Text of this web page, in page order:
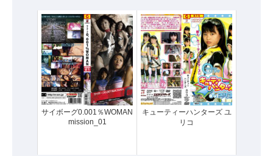
サイボーグ0.001％WOMAN
mission_01
キューティーハンターズ ユ
リコ